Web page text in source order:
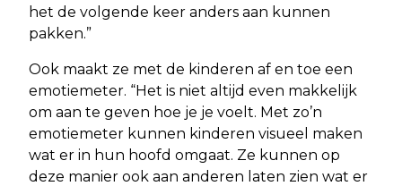
het de volgende keer anders aan kunnen
pakken.”
Ook maakt ze met de kinderen af en toe een
emotiemeter. “Het is niet altijd even makkelijk
om aan te geven hoe je je voelt. Met zo’n
emotiemeter kunnen kinderen visueel maken
wat er in hun hoofd omgaat. Ze kunnen op
deze manier ook aan anderen laten zien wat er